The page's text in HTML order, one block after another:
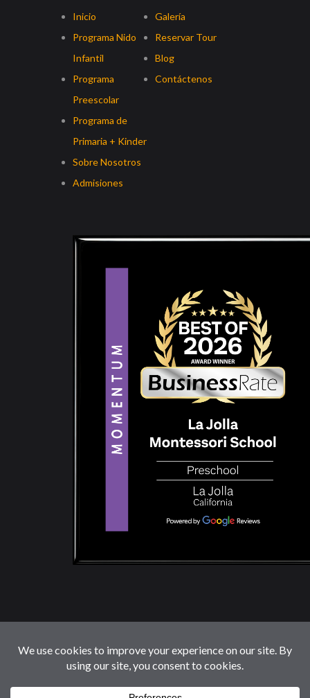
Inicio
Programa Nido
Infantil
Programa
Preescolar
Programa de
Primaria + Kinder
Sobre Nosotros
Admisiones
Galería
Reservar Tour
Blog
Contáctenos
© 2026 LaJollaMontessoriSchool.com. Reservados
Todos Los Derechos.